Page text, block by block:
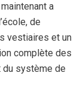
a
de
vestiaires et un
complète des
du système de